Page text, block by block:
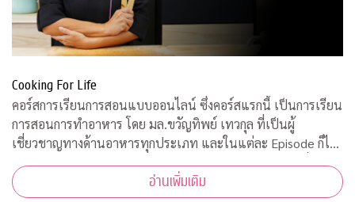
Cooking For Life
คอร์สการเรียนการสอนแบบออนไลน์ ซึ่งคอร์สแรกนี้ เป็นการเรียน
การสอนการทำอาหาร โดย มล.ขวัญทิพย์ เทวกุล ที่เป็นผู้
เชี่ยวชาญทางด้านอาหารทุกประเภท และในแต่ละ Episode ก็ได้
รับความร่วมมือจากคณาจารย์ ผู้ทรงคุณวุฒิ จากคณะต่างๆ ที่มาให้
ความรู้ ตามหลักวิชาการอีกด้วยอ่านเพิ่มเติม